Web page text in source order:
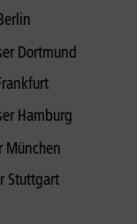
Dortmund
Hamburg
München
Stuttgart